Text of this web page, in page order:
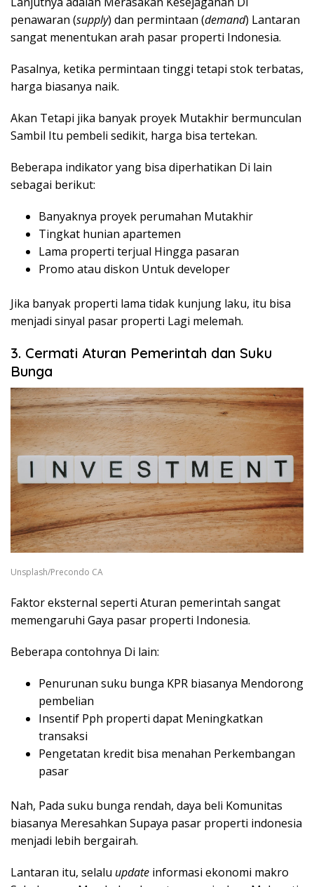
penawaran (supply) dan permintaan (demand) Lantaran
sangat menentukan arah pasar properti Indonesia.
Pasalnya, ketika permintaan tinggi tetapi stok terbatas,
harga biasanya naik.
Akan Tetapi jika banyak proyek Mutakhir bermunculan
Sambil Itu pembeli sedikit, harga bisa tertekan.
Beberapa indikator yang bisa diperhatikan Di lain
sebagai berikut:
Banyaknya proyek perumahan Mutakhir
Tingkat hunian apartemen
Lama properti terjual Hingga pasaran
Promo atau diskon Untuk developer
Jika banyak properti lama tidak kunjung laku, itu bisa
menjadi sinyal pasar properti Lagi melemah.
3. Cermati Aturan Pemerintah dan Suku
Bunga
Unsplash/Precondo CA
Faktor eksternal seperti Aturan pemerintah sangat
memengaruhi Gaya pasar properti Indonesia.
Beberapa contohnya Di lain:
Penurunan suku bunga KPR biasanya Mendorong
pembelian
Insentif Pph properti dapat Meningkatkan
transaksi
Pengetatan kredit bisa menahan Perkembangan
pasar
Nah, Pada suku bunga rendah, daya beli Komunitas
biasanya Meresahkan Supaya pasar properti indonesia
menjadi lebih bergairah.
Lantaran itu, selalu update informasi ekonomi makro